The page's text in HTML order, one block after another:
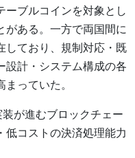
ーブルコインを対象とし
がある。一方で両国間に
しており、規制対応・既
設計・システム構成の各
っていた。
が進むブロックチェー
低コストの決済処理能力